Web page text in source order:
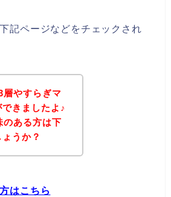
記ページなどをチェックされ
層やすらぎマ
きましたよ♪
のある方は下
うか？
はこちら